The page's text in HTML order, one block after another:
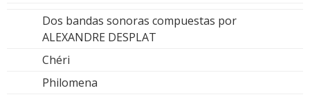
Dos bandas sonoras compuestas por
ALEXANDRE DESPLAT
Chéri
Philomena